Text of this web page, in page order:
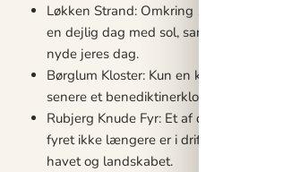
Løkken Strand: Omkring 15 minutters
en dejlig dag med sol, sand og hav.
nyde jeres dag.
Børglum Kloster: Kun en kort køretur
senere et benediktinerkloster.
Rubjerg Knude Fyr: Et af de mest
fyret ikke længere er i drift, er det en
havet og landskabet.